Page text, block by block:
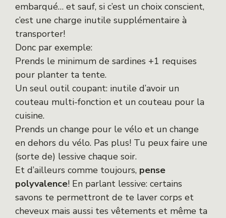
embarqué… et sauf, si c’est un choix conscient,
c’est une charge inutile supplémentaire à
transporter!
Donc par exemple:
Prends le minimum de sardines +1 requises
pour planter ta tente.
Un seul outil coupant: inutile d’avoir un
couteau multi-fonction et un couteau pour la
cuisine.
Prends un change pour le vélo et un change
en dehors du vélo. Pas plus! Tu peux faire une
(sorte de) lessive chaque soir.
Et d’ailleurs comme toujours, pense
polyvalence! En parlant lessive: certains
savons te permettront de te laver corps et
cheveux mais aussi tes vêtements et même ta